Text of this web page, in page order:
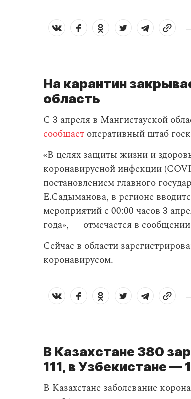
На карантин
область
С 3 апреля в Мангистауской
сообщает оперативный штаб
«В целях защиты жизни и
коронавирусной инфекции
постановлением главного
Е.Садыманова, в регионе
мероприятий с 00:00 часов 3
года», — отмечается в
Сейчас в области
коронавирусом.
В Казахстане 380
111, в Узбекистане —
В Казахстане заболевание